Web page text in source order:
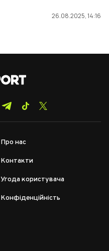
26.08.2025, 14:16
Про нас
Контакти
Угода користувача
Конфіденційність